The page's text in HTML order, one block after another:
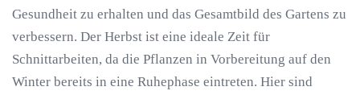
Gesundheit zu erhalten und das Gesamtbild des Gartens zu
verbessern. Der Herbst ist eine ideale Zeit für
Schnittarbeiten, da die Pflanzen in Vorbereitung auf den
Winter bereits in eine Ruhephase eintreten. Hier sind